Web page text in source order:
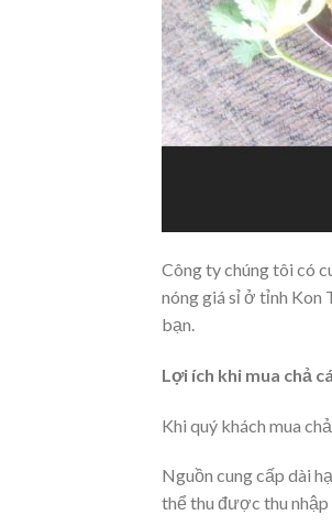
Công ty chúng tôi có
nóng giá sỉ ở tỉnh Kon
bạn.
Lợi ích khi mua chả
Khi quý khách mua
Nguồn cung cấp dài
thể thu được thu